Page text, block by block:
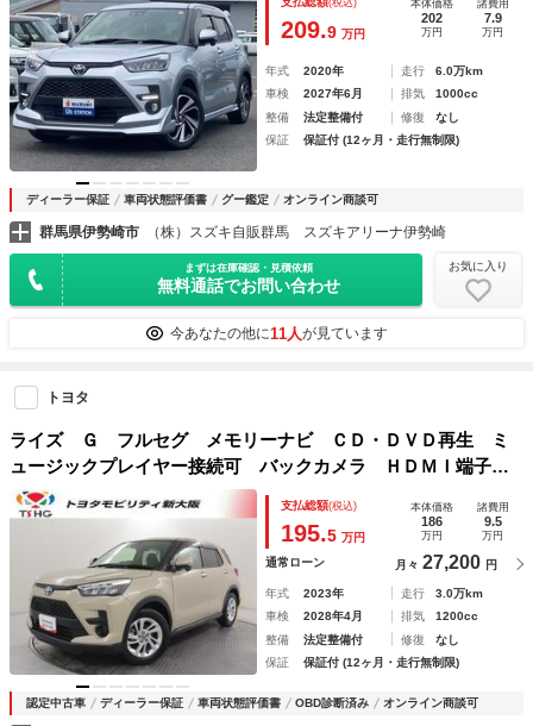
プッシュスタート シートヒーター オートエアコン アイド
リングストップ 盗難防止システム209.9 万円
本体価格
202
万円
諸費用
7.9
万円
年式 2020年 走行
6.0万km
車検
2027年6月 排気
1000cc
整備
法定整備付 修復
なし
保証
保証付 (12ヶ月・走行無制限)
ディーラー保証 車両状態評価書 グー鑑定 オンライン商談可
群馬県伊勢崎市 （株）スズキ自販群馬 スズキアリーナ伊勢崎
まずは在庫確認・見積依頼
無料通話でお問い合わせ
お気に入り
今あなたの他に11人が見ています
トヨタ
ライズ Ｇ フルセグ メモリーナビ ＣＤ・ＤＶＤ再生 ミ
ュージックプレイヤー接続可 バックカメラ ＨＤＭＩ端子
衝突被害軽減システム Ｓ－ＰＤＬ サイドエアバッグ ＥＴ
Ｃ ＬＥＤヘッドランプ ワンオーナー
支払総額(税込)
195.5 万円
本体価格
186
万円
諸費用
9.5
万円
通常ローン 月々 27,200 円
年式 2023年 走行
3.0万km
車検
2028年4月 排気
1200cc
整備
法定整備付 修復
なし
保証
保証付 (12ヶ月・走行無制限)
認定中古車 ディーラー保証 車両状態評価書 OBD診断済み オンライン商談可